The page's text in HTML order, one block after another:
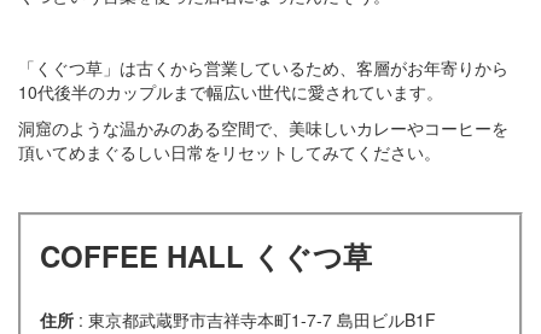
「くぐつ草」は古くから営業しているため、客層がお年寄りから
10代後半のカップルまで幅広い世代に愛されています。
洞窟のような温かみのある空間で、美味しいカレーやコーヒーを
頂いてめまぐるしい日常をリセットしてみてください。
COFFEE HALL くぐつ草
住所 : 東京都武蔵野市吉祥寺本町1-7-7 島田ビルB1F